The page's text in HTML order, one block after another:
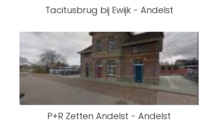
Tacitusbrug bij Ewijk - Andelst
P+R Zetten Andelst - Andelst